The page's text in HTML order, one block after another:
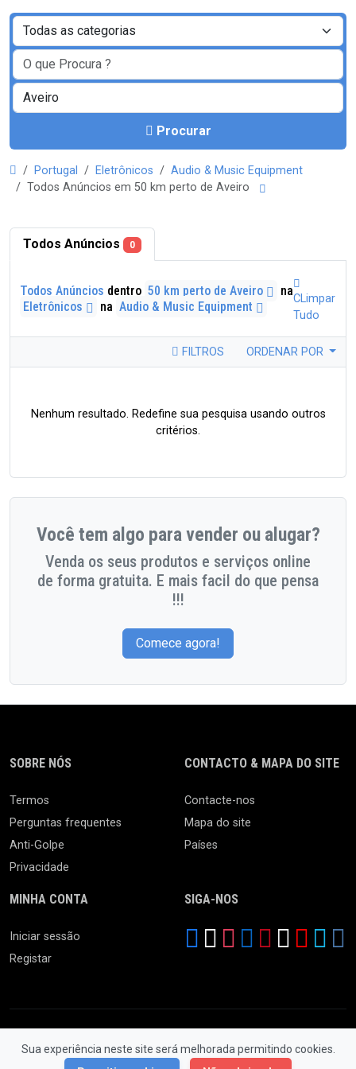
Procurar
Portugal Eletrônicos
Audio & Music Equipment
Todos Anúncios em 50 km perto de Aveiro
Todos Anúncios 0
Todos Anúncios dentro 50 km perto de Aveiro
na
Eletrônicos
na Audio & Music Equipment
CLimpar
Tudo
FILTROS ORDENAR POR
Nenhum resultado. Redefine sua pesquisa usando outros
critérios.
Você tem algo para vender ou alugar?
Venda os seus produtos e serviços online
de forma gratuita. E mais facil do que pensa
!!!
Comece agora!
Sua experiência neste site será melhorada permitindo cookies.
SOBRE NÓS
Termos
Perguntas frequentes
Anti-Golpe
Privacidade
CONTACTO & MAPA DO SITE
Contacte-nos
Mapa do site
Países
MINHA CONTA
Iniciar sessão
Registar
SIGA-NOS
© 2026 Feira da Ladra. Todos os Direitos Reservados.